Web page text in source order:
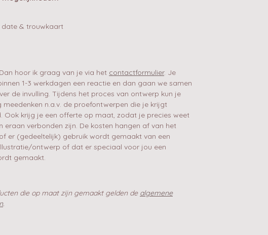
date & trouwkaart
Dan hoor ik graag van je via het contactformulier. Je
1-3 werkdagen een reactie en dan gaan we samen
de invulling. Tijdens het proces van ontwerp kun je
meedenken n.a.v. de proefontwerpen die je krijgt
Ook krijg je een offerte op maat, zodat je precies weet
eraan verbonden zijn. De kosten hangen af van het
er (gedeeltelijk) gebruik wordt gemaakt van een
ontwerp of dat er speciaal voor jou een
gemaakt.
die op maat zijn gemaakt gelden de algemene
.